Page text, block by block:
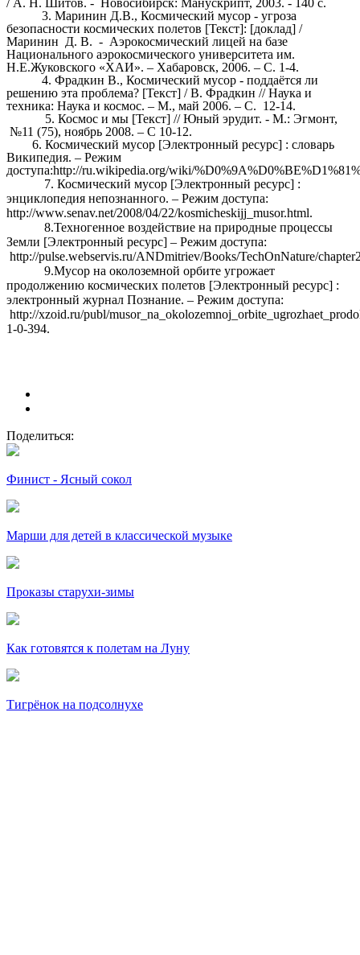
3. Маринин Д.В., Космический мусор - угроза
безопасности космических полетов [Текст]: [доклад] /
Маринин Д. В. - Аэрокосмический лицей на базе
Национального аэрокосмического университета им.
Н.Е.Жуковского «ХАИ». – Хабаровск, 2006. – С. 1-4.
4. Фрадкин В., Космический мусор - поддаётся ли
решению эта проблема? [Текст] / В. Фрадкин // Наука и
техника: Наука и космос. – М., май 2006. – С. 12-14.
5. Космос и мы [Текст] // Юный эрудит. - М.: Эгмонт,
№11 (75), ноябрь 2008. – С 10-12.
6. Космический мусор [Электронный ресурс] : словарь
Википедия. – Режим
доступа:http://ru.wikipedia.org/wiki/
7. Космический мусор [Электронный ресурс] :
энциклопедия непознанного. – Режим доступа:
http://www.senav.net/2008/04/22/kosmicheskijj_musor.html.
8.Техногенное воздействие на природные процессы
Земли [Электронный ресурс] – Режим доступа:
http://pulse.webservis.ru/ANDmitriev/Books/TechOnNature/
9.Мусор на околоземной орбите угрожает
продолжению космических полетов [Электронный ресурс] :
электронный журнал Познание. – Режим доступа:
http://xzoid.ru/publ/
1-0-394.
Поделиться:
Финист - Ясный сокол
Марши для детей в классической музыке
Проказы старухи-зимы
Как готовятся к полетам на Луну
Тигрёнок на подсолнухе